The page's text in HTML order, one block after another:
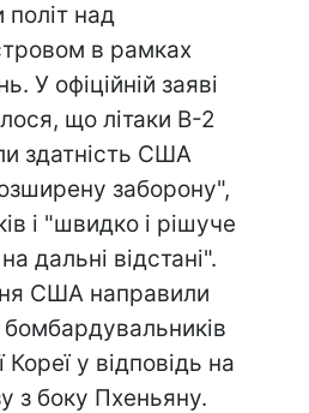
політ над
в рамках
У офіційній заяві
що літаки B-2
здатність США
заборону",
і "швидко і рішуче
дальні відстані".
США направили
у відповідь на
з боку Пхеньяну.